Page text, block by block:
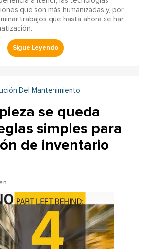
que son más humanizadas y, por
trabajos que hasta ahora se han
Del Mantenimiento
se queda
simples para
de inventario